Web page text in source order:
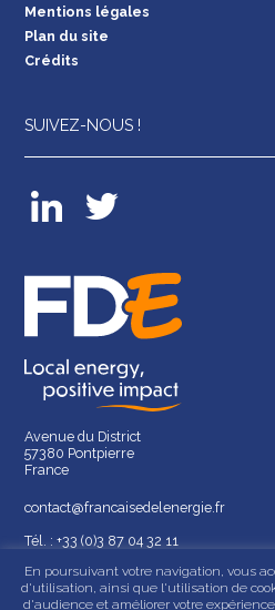
Mentions légales
Plan du site
Crédits
SUIVEZ-NOUS !
Avenue du District
57380 Pontpierre
France
contact@francaisedelenergie.fr
Tél. : +33 (0)3 87 04 32 11
En poursuivant votre navigation, vous
d'utilisation, ainsi que l'utilisation de
d'audience et améliorer votre